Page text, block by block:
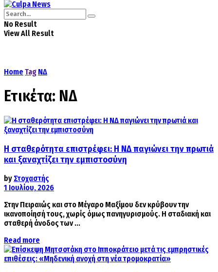
No Result
View All Result
Home Tag ΝΔ
Ετικέτα: ΝΔ
Η σταθερότητα επιστρέφει: Η ΝΔ παγιώνει την πρωτιά
και ξαναχτίζει την εμπιστοσύνη
by Στοχαστής
1 Ιουλίου, 2026
Στην Πειραιώς και στο Μέγαρο Μαξίμου δεν κρύβουν την
ικανοποίησή τους, χωρίς όμως πανηγυρισμούς. Η σταδιακή και
σταθερή άνοδος των ...
Read more